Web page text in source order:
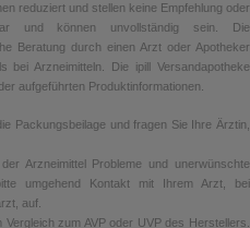
reduziert und stellen keine Empfehlung oder
und können unvollständig sein. Die
Beratung durch einen Arzt oder Apotheker
bei Arzneimitteln. Die ipill Versandapotheke
aufgeführten Produktinformationen.
Packungsbeilage und fragen Sie Ihre Ärztin,
Arzneimittel Probleme und unerwünschte
umgehend Kontakt mit Ihrem Arzt, bei
auf.
zum AVP oder UVP des Herstellers.